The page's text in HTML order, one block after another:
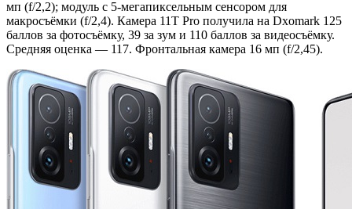
мп (f/2,2); модуль с 5-мегапиксельным сенсором для
макросъёмки (f/2,4). Камера 11T Pro получила на Dxomark 125
баллов за фотосъёмку, 39 за зум и 110 баллов за видеосъёмку.
Средняя оценка — 117. Фронтальная камера 16 мп (f/2,45).